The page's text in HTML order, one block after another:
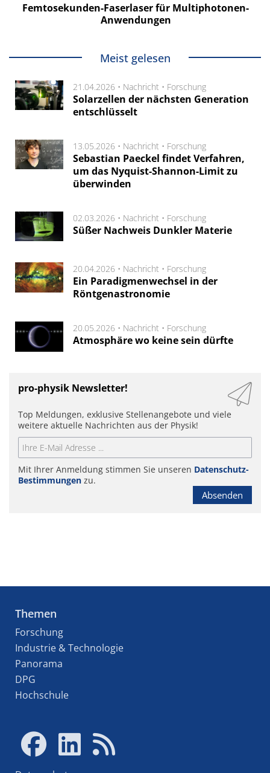
Femtosekunden-Faserlaser für Multiphotonen-
Anwendungen
Meist gelesen
21.04.2026 • Nachricht • Forschung
Solarzellen der nächsten Generation
entschlüsselt
13.05.2026 • Nachricht • Forschung
Sebastian Paeckel findet Verfahren,
um das Nyquist-Shannon-Limit zu
überwinden
02.03.2026 • Nachricht • Forschung
Süßer Nachweis Dunkler Materie
20.04.2026 • Nachricht • Forschung
Ein Paradigmenwechsel in der
Röntgenastronomie
20.05.2026 • Nachricht • Forschung
Atmosphäre wo keine sein dürfte
pro-physik Newsletter!
Top Meldungen, exklusive Stellenangebote und viele
weitere aktuelle Nachrichten aus der Physik!
Mit Ihrer Anmeldung stimmen Sie unseren Datenschutz-
Bestimmungen zu.
Absenden
Themen
Forschung
Industrie & Technologie
Panorama
DPG
Hochschule